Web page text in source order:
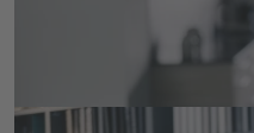
MEHR ERFAHREN